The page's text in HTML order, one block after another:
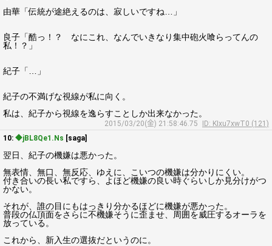
由華「伝統が途絶えるのは、寂しいですね…」
良子「酷っ！？ なにこれ、なんでいきなり集中砲火喰らってんの
私！？」
紀子「…」
紀子の不満げな視線が私に向く。
私は、紀子から視線を逸らすことしか出来なかった。
2015/03/20(金) 21:58:46.75
ID: KIxu7xwT0 (121)
10: ◆jBL8Qe1.Ns [saga]
翌日、紀子の機嫌は悪かった。
無表情、無口、無反応、ゆえに、こいつの機嫌は分かりにくい。
付き合いの長い私ですら、よほど機嫌の良い時ぐらいしか見分けがつ
かない。
それが、誰の目にもはっきり分かるほどに機嫌が悪かった。
普段の仏頂面をさらに不機嫌そうに歪ませ、周囲を威圧するオーラを
放っている。
これから、新入生の選抜だというのに。